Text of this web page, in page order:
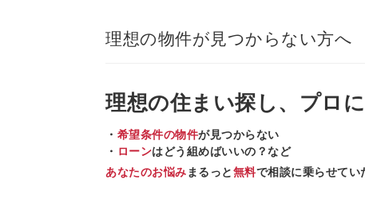
理想の物件が見つからない方へ
理想の住まい探し、 プロ
・ 希望条件の物件が見つからない
・ ローンはどう組めばいいの？など
あなたのお悩み まるっと無料で相談に乗らせてい